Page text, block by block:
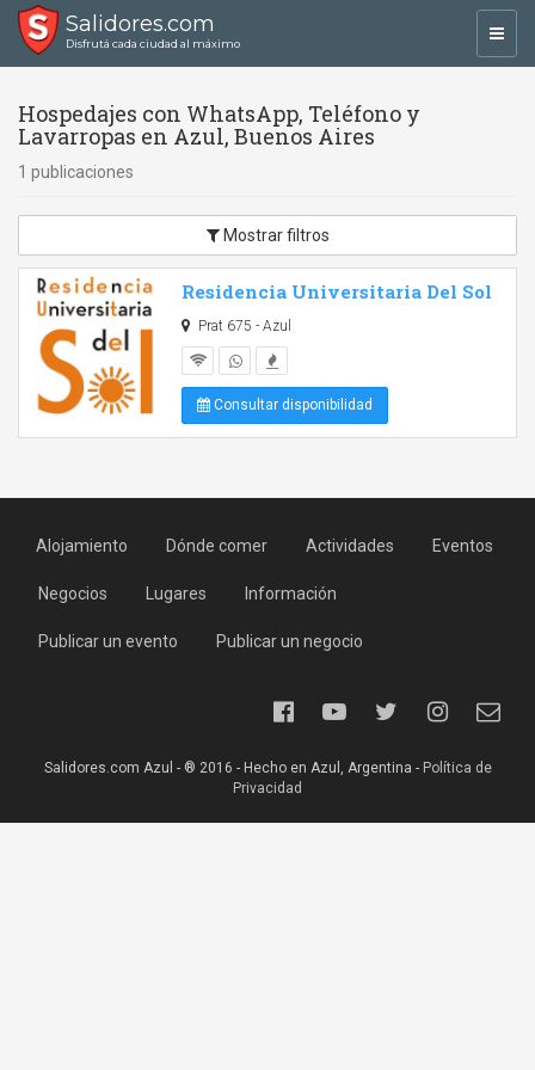
Salidores.com
Disfrutá cada ciudad al máximo
Hospedajes con WhatsApp, Teléfono y
Lavarropas en Azul, Buenos Aires
1 publicaciones
Mostrar filtros
Residencia Universitaria Del Sol
Prat 675 - Azul
Consultar disponibilidad
Alojamiento Dónde comer Actividades Eventos
Negocios Lugares Información
Publicar un evento Publicar un negocio
Salidores.com Azul - ® 2016 - Hecho en Azul, Argentina - Política de
Privacidad